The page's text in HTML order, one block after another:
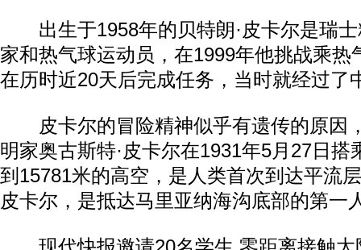
出生于1958年的贝特朗·皮卡尔是瑞士
家和热气球运动员，在1999年他挑战乘热
在历时近20天后完成任务，当时就经过了
皮卡尔的冒险精神似乎有遗传的原因
明家奥古斯特·皮卡尔在1931年5月27日搭
到15781米的高空，是人类首次到达平流
皮卡尔，是抵达马里亚纳海沟底部的第一